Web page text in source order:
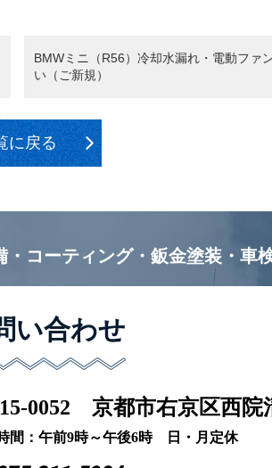
BMWミニ（R56）冷却水漏れ・電動ファ
い（ご新規）
に戻る
コーティング・鈑金塗装・車
い合わせ
0052 京都市右京区西院
間：午前9時～午後6時 日・月定休